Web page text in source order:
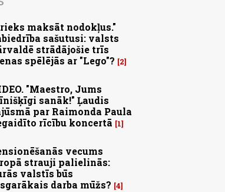
maksāt nodokļus."
sašutusi: valsts
strādājošie trīs
spēlējās ar "Lego"?
2
"Maestro, Jums
sanāk!" Ļaudis
par Raimonda Paula
rīcību koncertā
1
vecums
strauji palielinās:
valstīs būs
darba mūžs? 4